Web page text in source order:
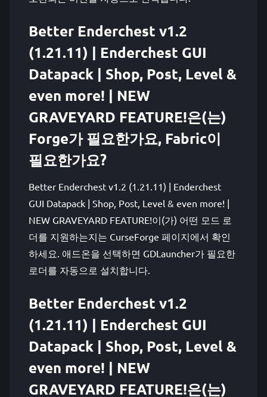
Better Enderchest v1.2
(1.21.11) | Enderchest GUI
Datapack | Shop, Post, Level &
even more! | NEW
GRAVEYARD FEATURE!은(는)
Forge가 필요한가요, Fabric이
필요한가요?
Better Enderchest v1.2 (1.21.11) | Enderchest
GUI Datapack | Shop, Post, Level & even more! |
NEW GRAVEYARD FEATURE!이(가) 어떤 모드 로
더를 지원하는지는 CurseForge 페이지에서 확인
하세요. 애드온을 선택하면 GDLauncher가 필요한
로더를 자동으로 설치합니다.
Better Enderchest v1.2
(1.21.11) | Enderchest GUI
Datapack | Shop, Post, Level &
even more! | NEW
GRAVEYARD FEATURE!은(는)